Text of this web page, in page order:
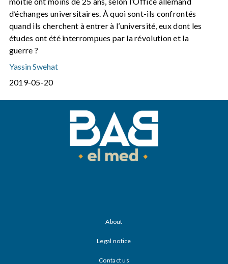
d’échanges universitaires. À quoi sont-ils confrontés
quand ils cherchent à entrer à l’université, eux dont les
études ont été interrompues par la révolution et la
guerre ?
Yassin Swehat
2019-05-20
About
Legal notice
Contact us